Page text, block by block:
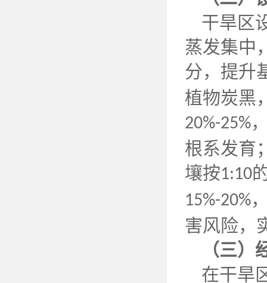
干旱区
蒸发集中
分，提升
植物炭黑
20%-25%
根系发育
壤按1:10
15%-20%
害风险，
（三
在干旱